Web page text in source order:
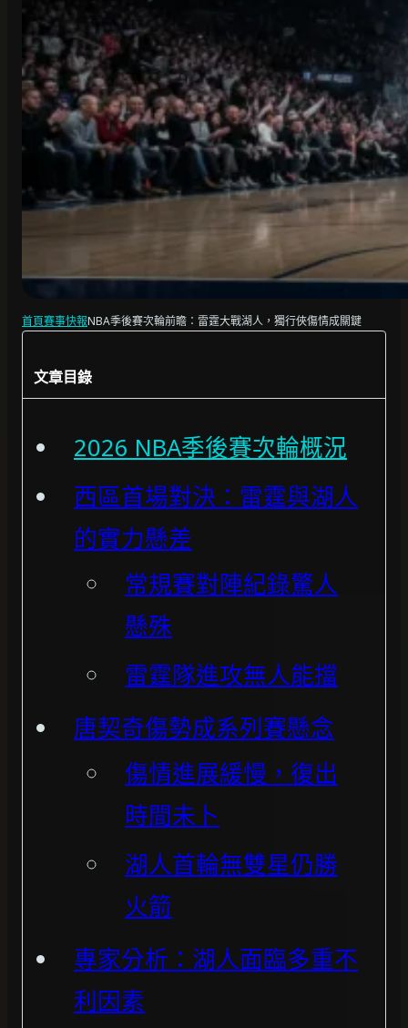
首頁賽事快報NBA季後賽次輪前瞻：雷霆大戰湖人，獨行俠傷情成關鍵
文章目錄
2026 NBA季後賽次輪概況
西區首場對決：雷霆與湖人
的實力懸差
常規賽對陣紀錄驚人
懸殊
雷霆隊進攻無人能擋
唐契奇傷勢成系列賽懸念
傷情進展緩慢，復出
時間未卜
湖人首輪無雙星仍勝
火箭
專家分析：湖人面臨多重不
利因素